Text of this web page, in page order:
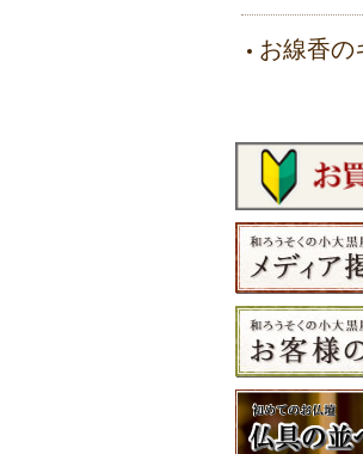
お線香の